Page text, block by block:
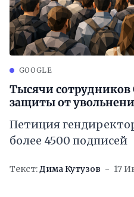
GOOGLE
Тысячи сотрудников
защиты от
Петиция
более 4500 подписей
Текст:Дима Кутузов 17